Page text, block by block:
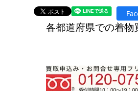
各都道府県での着物